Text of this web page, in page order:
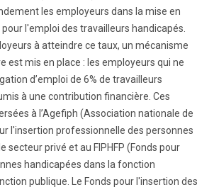
les employeurs dans la mise en
l'emploi des travailleurs handicapés.
à atteindre ce taux, un mécanisme
est mis en place : les employeurs qui ne
d’emploi de 6% de travailleurs
à une contribution financière. Ces
à l’Agefiph (Association nationale de
l'insertion professionnelle des personnes
secteur privé et au FIPHFP (Fonds pour
handicapées dans la fonction
publique. Le Fonds pour l'insertion des